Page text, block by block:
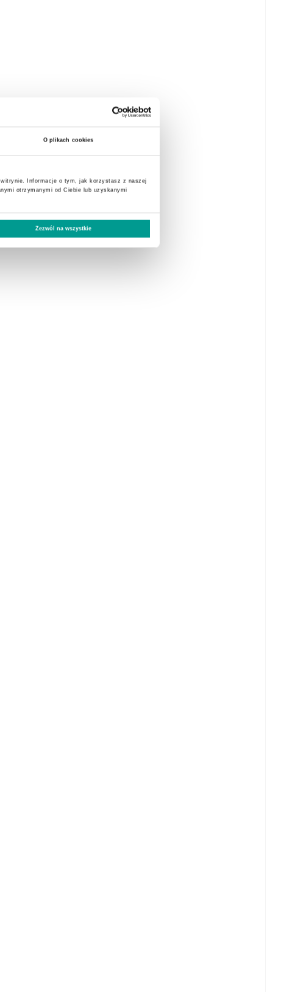
O plikach cookies
Informacje o tym, jak korzystasz z naszej
otrzymanymi od Ciebie lub uzyskanymi
Zezwól na wszystkie